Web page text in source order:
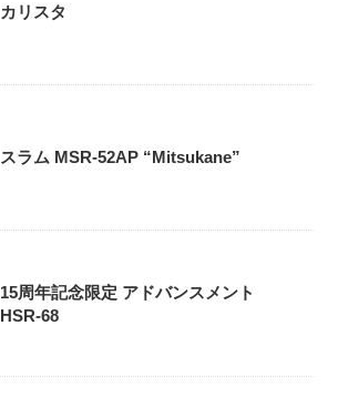
カリスタ
スラム MSR-52AP “Mitsukane”
15周年記念限定 アドバンスメント
HSR-68